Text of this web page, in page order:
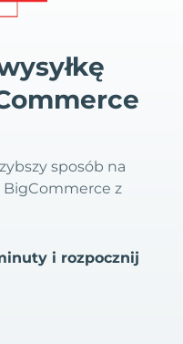
sposób na
BigCommerce z
i rozpocznij